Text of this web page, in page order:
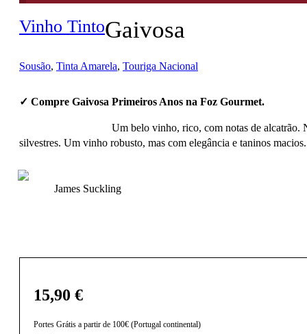
Vinho TintoGaivosa
Sousão, Tinta Amarela, Touriga Nacional
✓ Compre Gaivosa Primeiros Anos na Foz Gourmet.
Um belo vinho, rico, com notas de alcatrão.
silvestres. Um vinho robusto, mas com elegância e taninos
James Suckling
15,90 €
Portes Grátis a partir de 100€ (Portugal continental)